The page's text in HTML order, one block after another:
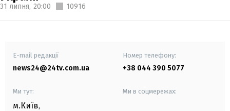
31 липня, 20:00 10916
E-mail редакції
news24@24tv.com.ua
Номер телефону:
+38 044 390 5077
Ми тут:
м.Київ,
Ми в соцмережах: